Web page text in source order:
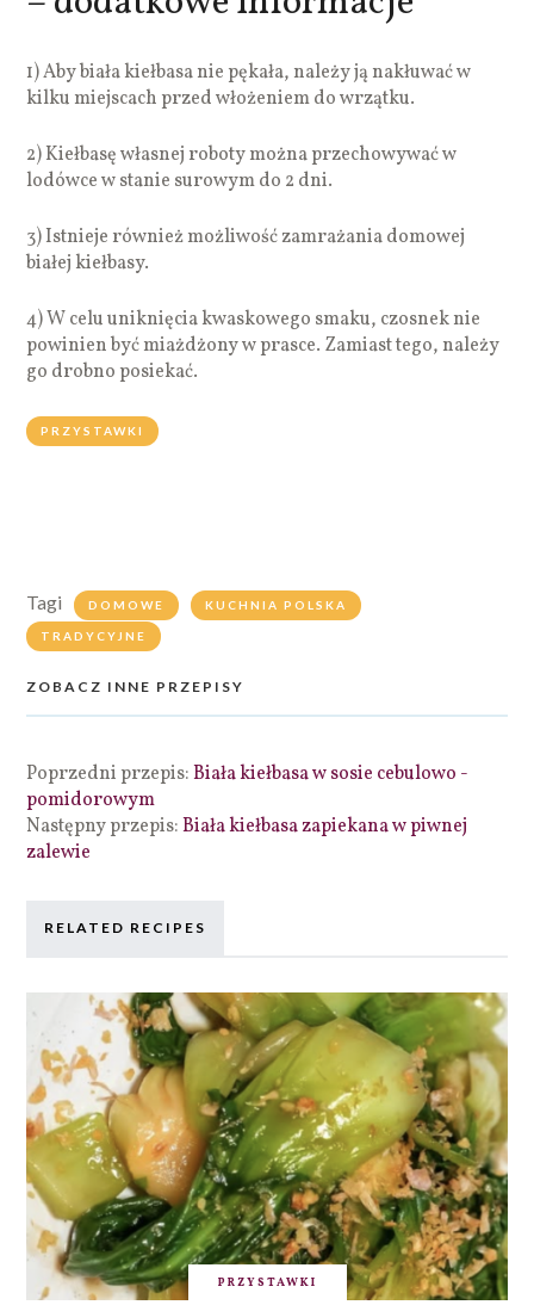
1) Aby biała kiełbasa nie pękała, należy ją nakłuwać w
kilku miejscach przed włożeniem do wrzątku.
2) Kiełbasę własnej roboty można przechowywać w
lodówce w stanie surowym do 2 dni.
3) Istnieje również możliwość zamrażania domowej
białej kiełbasy.
4) W celu uniknięcia kwaskowego smaku, czosnek nie
powinien być miażdżony w prasce. Zamiast tego, należy
go drobno posiekać.
PRZYSTAWKI
Tagi DOMOWE KUCHNIA POLSKA
TRADYCYJNE
ZOBACZ INNE PRZEPISY
Poprzedni przepis:Biała kiełbasa w sosie cebulowo -
pomidorowym
Następny przepis:Biała kiełbasa zapiekana w piwnej
zalewie
RELATED RECIPES
PRZYSTAWKI